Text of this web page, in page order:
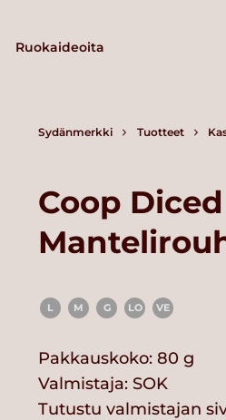
Ruokaideoita
Sydänmerkki Tuotteet
Coop
L M G LO VE
Pakkauskoko: 80 g
Valmistaja: SOK
Tutustu valmistajan